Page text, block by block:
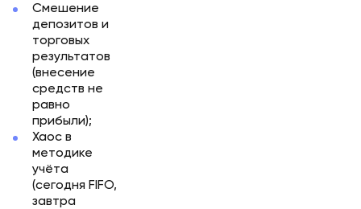
Смешение
депозитов и
торговых
результатов
(внесение
средств не
равно
прибыли);
Хаос в
методике
учёта
(сегодня FIFO,
завтра